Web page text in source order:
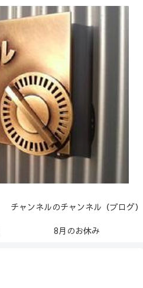
チャンネルのチャンネル（ブログ）
8月のお休み